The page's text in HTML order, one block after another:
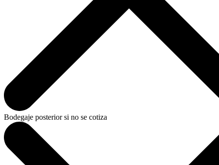
Bodegaje posterior si no se cotiza